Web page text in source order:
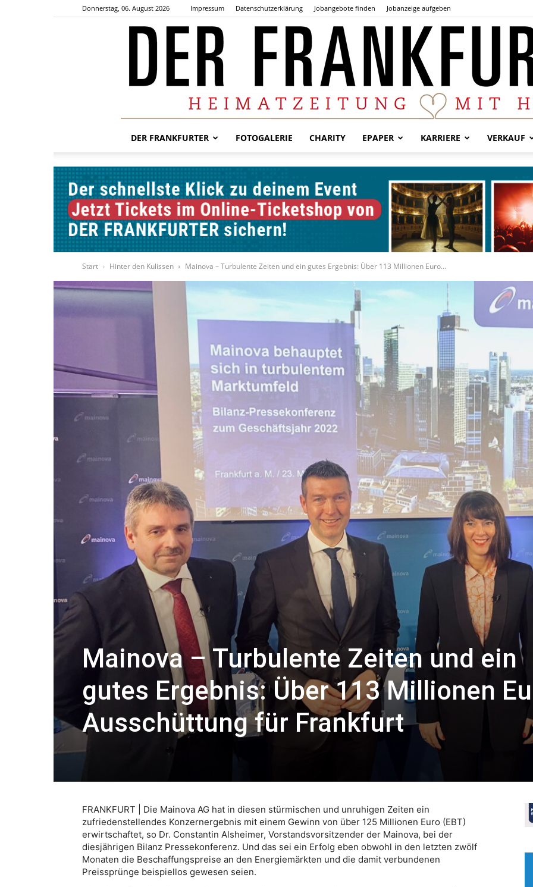
Donnerstag, 06. August 2026 Impressum Datenschutzerklärung Jobangebote finden Jobanzeige aufgeben
Frankfurter
DER FRANKFURTER FOTOGALERIE CHARITY EPAPER KARRIERE VERKAUF
Start Hinter den Kulissen Mainova – Turbulente Zeiten und ein gutes Ergebnis: Über 113 Millionen Euro...
Mainova – Turbulente Zeiten und ein
gutes Ergebnis: Über 113 Millionen
Ausschüttung für Frankfurt
FRANKFURT | Die Mainova AG hat in diesen stürmischen und unruhigen Zeiten ein
zufriedenstellendes Konzernergebnis mit einem Gewinn von über 125 Millionen Euro (EBT)
erwirtschaftet, so Dr. Constantin Alsheimer, Vorstandsvorsitzender der Mainova, bei der
diesjährigen Bilanz Pressekonferenz. Und das sei ein Erfolg eben obwohl in den letzten zwölf
Monaten die Beschaffungspreise an den Energiemärkten und die damit verbundenen
Preissprünge beispiellos gewesen seien.